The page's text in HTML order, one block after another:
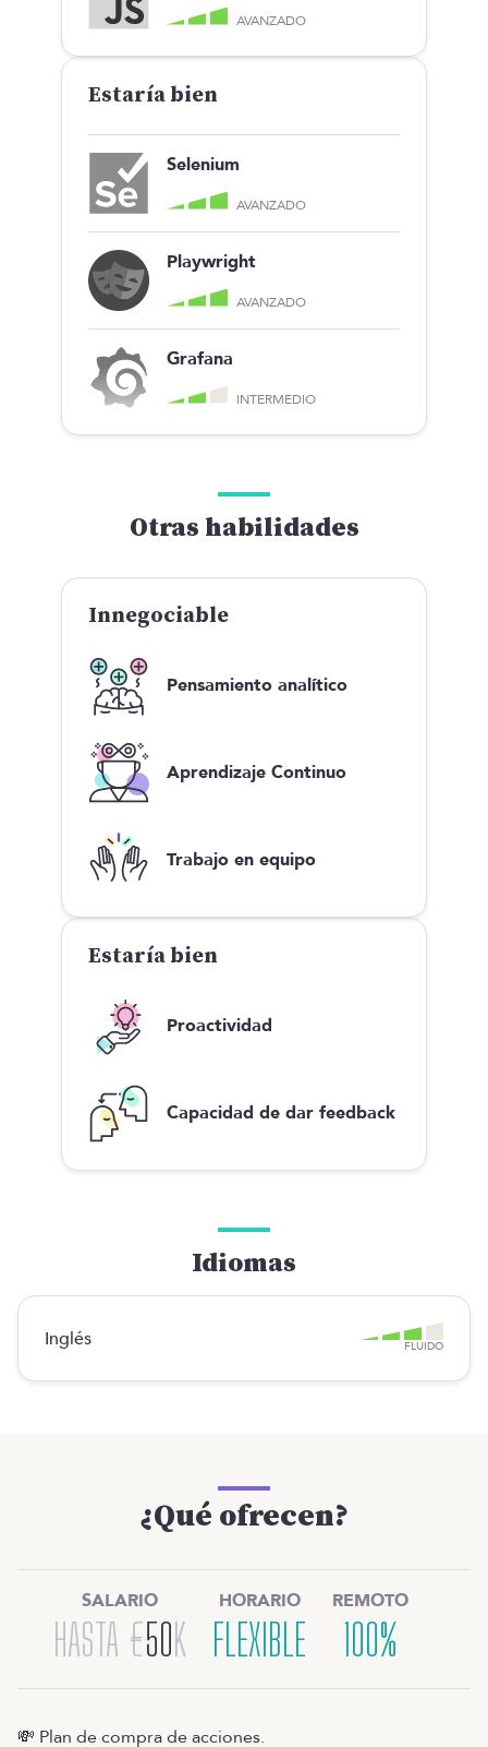
AVANZADO
Estaría bien
Selenium
AVANZADO
Playwright
AVANZADO
Grafana
INTERMEDIO
Otras habilidades
Innegociable
Pensamiento analítico
Aprendizaje Continuo
Trabajo en equipo
Estaría bien
Proactividad
Capacidad de dar feedback
Idiomas
Inglés FLUIDO
¿Qué ofrecen?
SALARIO
HASTA €50K
HORARIO
FLEXIBLE
REMOTO
100%
💸 Plan de compra de acciones.